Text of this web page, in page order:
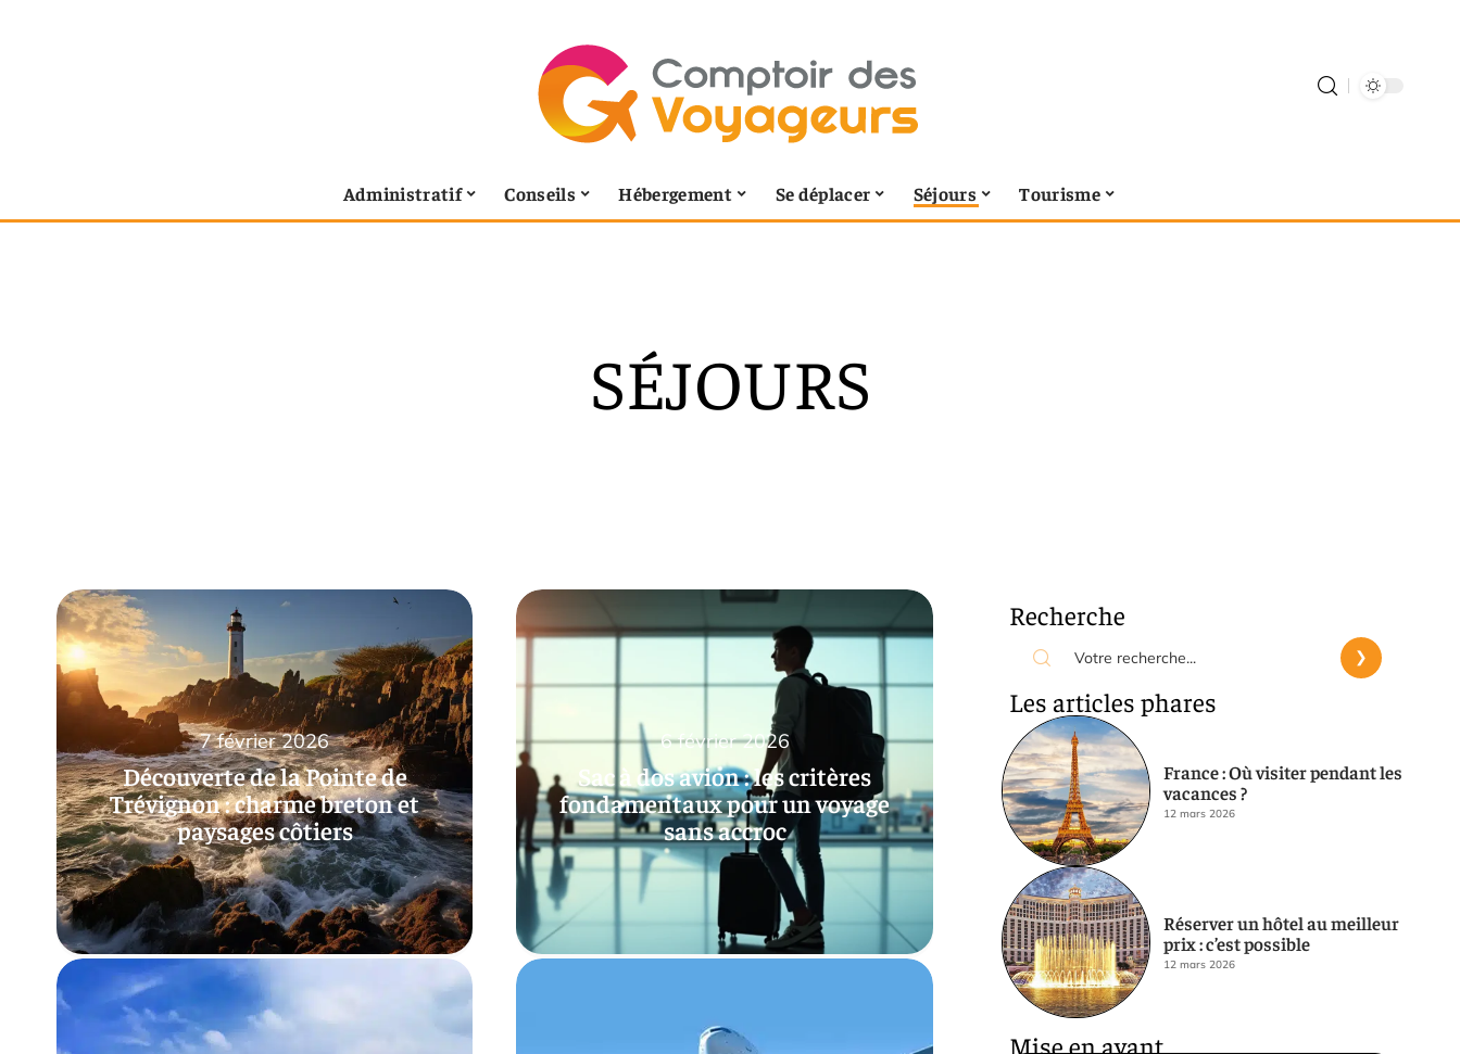
Administratif Conseils Hébergement Se déplacer Séjours Tourisme
SÉJOURS
Découverte de la Pointe de
Trévignon : charme breton et
paysages côtiers
7 février 2026
Sac à dos avion : les critères
fondamentaux pour un voyage
sans accroc
6 février 2026
Recherche
Les articles phares
France : Où visiter pendant les
vacances ?
12 mars 2026
Réserver un hôtel au meilleur
prix : c’est possible
12 mars 2026
Mise en avant